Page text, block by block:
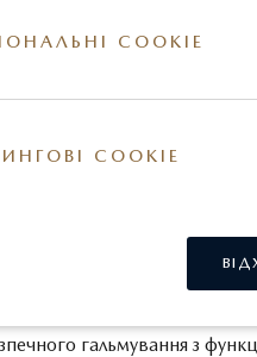
гальмуванні
гальмування з
COOKIE
COOKIE